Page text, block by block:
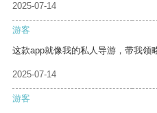
2025-07-14
游客
这款app就像我的私人导游，带我领
2025-07-14
游客